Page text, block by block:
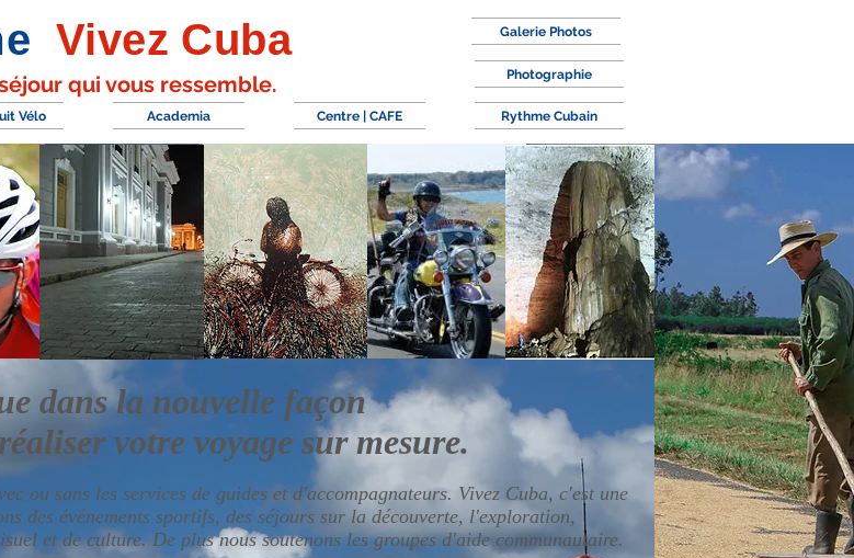
Vivez Cuba
qui vous ressemble.
Vélo Academia Centre | CAFE
Galerie Photos
Photographie
Rythme Cubain
dans la nouvelle façon
votre voyage sur mesure.
ou sans les services de guides et d'accompagnateurs. Vivez Cuba, c'est une
des événements sportifs, des séjours sur la découverte, l'exploration,
et de culture. De plus nous soutenons les groupes d'aide communautaire.